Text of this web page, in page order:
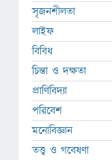
সৃজনশীলতা
লাইফ
বিবিধ
চিন্তা ও দক্ষতা
প্রাণিবিদ্যা
পরিবেশ
মনোবিজ্ঞান
তত্ত্ব ও গবেষণা